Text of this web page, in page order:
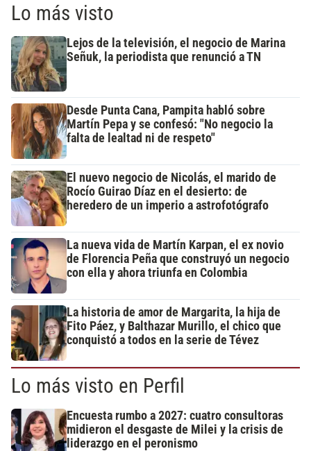
Lo más visto
Lejos de la televisión, el negocio de Marina
Señuk, la periodista que renunció a TN
Desde Punta Cana, Pampita habló sobre
Martín Pepa y se confesó: "No negocio la
falta de lealtad ni de respeto"
El nuevo negocio de Nicolás, el marido de
Rocío Guirao Díaz en el desierto: de
heredero de un imperio a astrofotógrafo
La nueva vida de Martín Karpan, el ex novio
de Florencia Peña que construyó un negocio
con ella y ahora triunfa en Colombia
La historia de amor de Margarita, la hija de
Fito Páez, y Balthazar Murillo, el chico que
conquistó a todos en la serie de Tévez
Lo más visto en Perfil
Encuesta rumbo a 2027: cuatro consultoras
midieron el desgaste de Milei y la crisis de
liderazgo en el peronismo